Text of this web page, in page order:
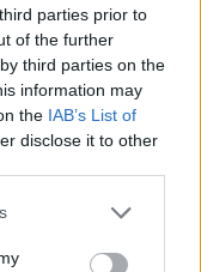
parties prior to
of the further
third parties on the
information may
the IAB’s List of
disclose it to other
or more Google
You may click to
ανώνυμης
ολιγάρχες και
Η Λευκάδα
βιαστές και